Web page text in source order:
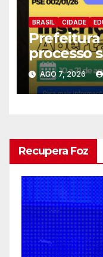
BRASIL CIDADE
Prefeitura
processo
AGO 7, 2026
Recupera Foz